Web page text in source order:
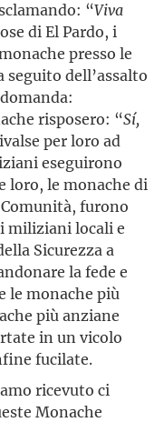
“Viva
di El Pardo, i
presso le
seguito dell’assalto
risposero: “Sí,
per loro ad
eseguirono
loro, le monache di
furono
miliziani locali e
Sicurezza a
la fede e
le monache più
più anziane
in un vicolo
fucilate.
ricevuto ci
Monache